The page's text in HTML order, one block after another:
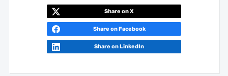
Share on X
Share on Facebook
Share on LinkedIn